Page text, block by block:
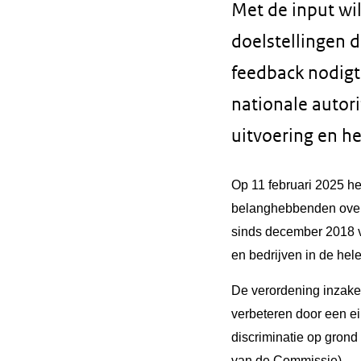
Met de input
doelstellingen
feedback
nationale
uitvoering en
Op 11 februari 2025
belanghebbenden
sinds december 2018
en bedrijven in de
De verordening
verbeteren door een
discriminatie op